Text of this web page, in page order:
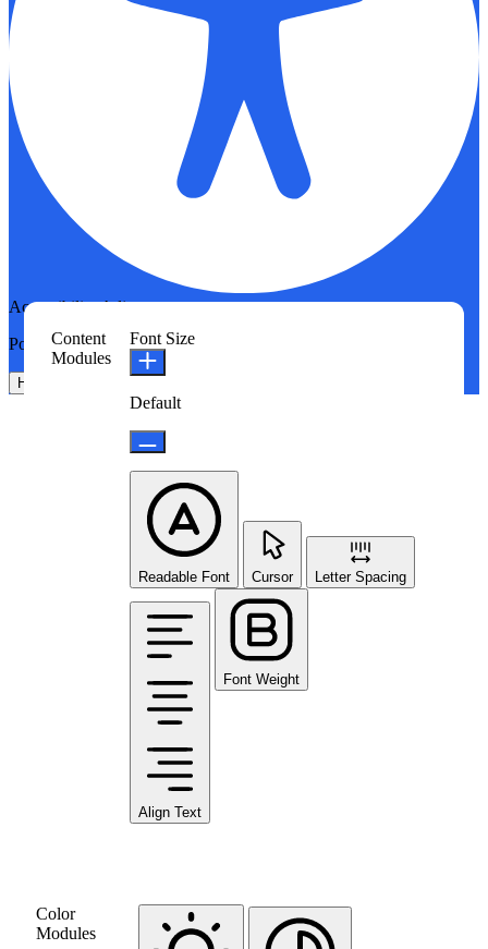
Accessibility Adjustments
Powered byOneTap
Hide Toolbar
Content
Modules
Font Size
Default
Readable Font Cursor Letter Spacing
Align Text
Font Weight
Color
Modules